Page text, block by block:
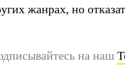
жанрах, но
на наш